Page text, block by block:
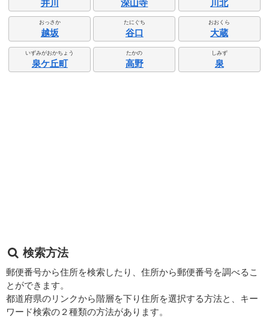
井川 深山寺 川北
おっさか
越坂
たにぐち
谷口
おおくら
大蔵
いずみがおかちょう
泉ケ丘町
たかの
高野
しみず
泉
検索方法
郵便番号から住所を検索したり、住所から郵便番号を調べるこ
とができます。
都道府県のリンクから階層を下り住所を選択する方法と、キー
ワード検索の２種類の方法があります。